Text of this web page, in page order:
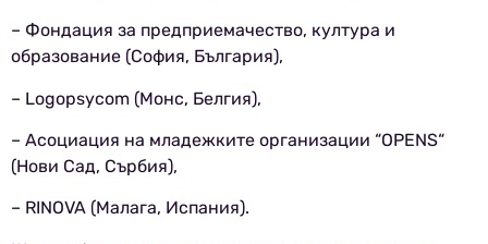
– Фондация за предприемачество, култура и
образование (София, България),
– Logopsycom (Монс, Белгия),
– Асоциация на младежките организации “OPENS“
(Нови Сад, Сърбия),
– RINOVA (Малага, Испания).